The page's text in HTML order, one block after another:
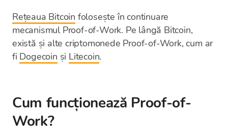
Rețeaua Bitcoin folosește în continuare
mecanismul Proof-of-Work. Pe lângă Bitcoin,
există și alte criptomonede Proof-of-Work, cum ar
fi Dogecoin și Litecoin.
Cum funcționează Proof-of-
Work?